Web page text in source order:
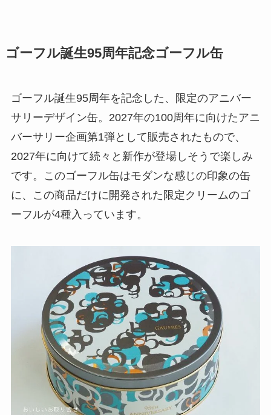
ゴーフル誕生95周年記念ゴーフル缶
ゴーフル誕生95周年を記念した、限定のアニバー
サリーデザイン缶。2027年の100周年に向けたアニ
バーサリー企画第1弾として販売されたもので、
2027年に向けて続々と新作が登場しそうで楽しみ
です。このゴーフル缶はモダンな感じの印象の缶
に、この商品だけに開発された限定クリームのゴ
ーフルが4種入っています。